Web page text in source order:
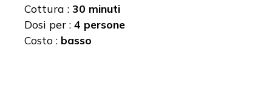
Cottura : 30 minuti
Dosi per : 4 persone
Costo : basso